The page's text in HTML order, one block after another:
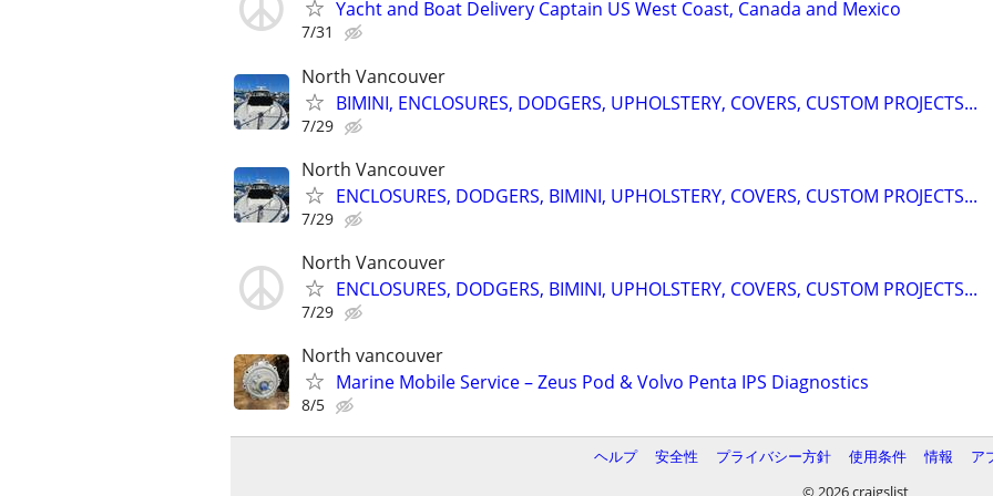
Yacht and Boat Delivery Captain US West Coast, Canada and Mexico
7/31
North Vancouver
BIMINI, ENCLOSURES, DODGERS, UPHOLSTERY, COVERS, CUSTOM PROJECTS...
7/29
North Vancouver
ENCLOSURES, DODGERS, BIMINI, UPHOLSTERY, COVERS, CUSTOM PROJECTS...
7/29
North Vancouver
ENCLOSURES, DODGERS, BIMINI, UPHOLSTERY, COVERS, CUSTOM PROJECTS...
7/29
North vancouver
Marine Mobile Service – Zeus Pod & Volvo Penta IPS Diagnostics
8/5
ヘルプ 安全性 プライバシー方針 使用条件 情報 ア
© 2026 craigslist